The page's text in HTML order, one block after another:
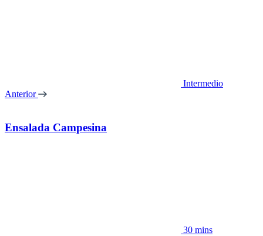
Intermedio
Anterior
Ensalada Campesina
30 mins